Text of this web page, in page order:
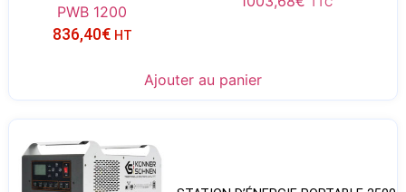
PWB 1200
836,40€ HT
Ajouter au panier